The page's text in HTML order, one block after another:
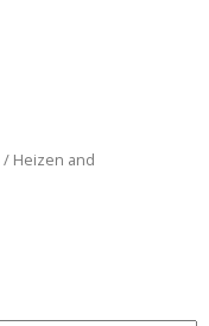
/ Heizen and